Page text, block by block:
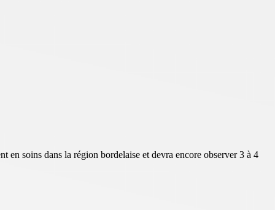
en soins dans la région bordelaise et devra encore observer 3 à 4